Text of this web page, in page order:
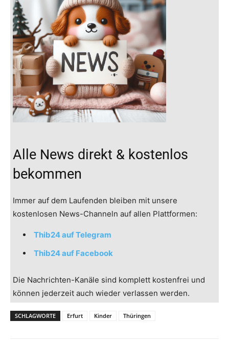
Alle News direkt & kostenlos
bekommen
Immer auf dem Laufenden bleiben mit unsere
kostenlosen News-Channeln auf allen Plattformen:
Thib24 auf Telegram
Thib24 auf Facebook
Die Nachrichten-Kanäle sind komplett kostenfrei und
können jederzeit auch wieder verlassen werden.
SCHLAGWORTE Erfurt Kinder Thüringen